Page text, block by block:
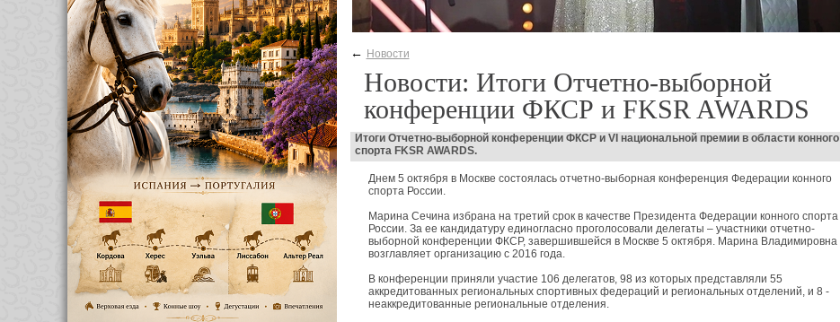
← Новости
Новости: Итоги Отчетно-выборной
конференции ФКСР и FKSR AWARDS
Итоги Отчетно-выборной конференции ФКСР и VI национальной премии в области конного
спорта FKSR AWARDS.
Днем 5 октября в Москве состоялась отчетно-выборная конференция Федерации конного
спорта России.
Марина Сечина избрана на третий срок в качестве Президента Федерации конного спорта
России. За ее кандидатуру единогласно проголосовали делегаты – участники отчетно-
выборной конференции ФКСР, завершившейся в Москве 5 октября. Марина Владимировна
возглавляет организацию с 2016 года.
В конференции приняли участие 106 делегатов, 98 из которых представляли 55
аккредитованных региональных спортивных федераций и региональных отделений, и 8 -
неаккредитованные региональные отделения.